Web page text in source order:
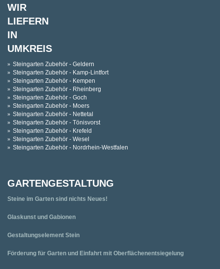
WIR
LIEFERN
IN
UMKREIS
Steingarten Zubehör - Geldern
Steingarten Zubehör - Kamp-Lintfort
Steingarten Zubehör - Kempen
Steingarten Zubehör - Rheinberg
Steingarten Zubehör - Goch
Steingarten Zubehör - Moers
Steingarten Zubehör - Nettetal
Steingarten Zubehör - Tönisvorst
Steingarten Zubehör - Krefeld
Steingarten Zubehör - Wesel
Steingarten Zubehör - Nordrhein-Westfalen
GARTENGESTALTUNG
Steine im Garten sind nichts Neues!
Glaskunst und Gabionen
Gestaltungselement Stein
Förderung für Garten und Einfahrt mit Oberflächenentsiegelung